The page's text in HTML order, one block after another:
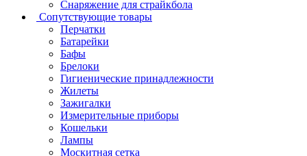
Снаряжение для страйкбола
Сопутствующие товары
Перчатки
Батарейки
Бафы
Брелоки
Гигиенические принадлежности
Жилеты
Зажигалки
Измерительные приборы
Кошельки
Лампы
Москитная сетка